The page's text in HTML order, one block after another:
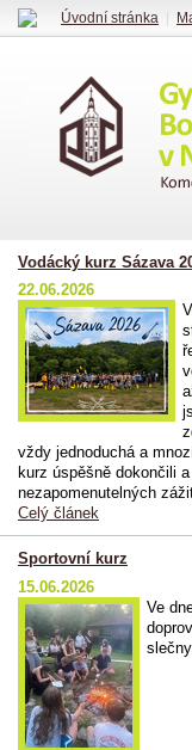
Vodácký kurz Sázava
22.06.2026
vždy jednoduchá a
kurz úspěšně dokončili
nezapomenutelných
Celý článek
Sportovní kurz
15.06.2026
Ve
Úvodní stránka